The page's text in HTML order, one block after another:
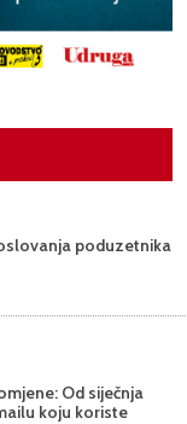
poduzetnika
Od siječnja
koju koriste